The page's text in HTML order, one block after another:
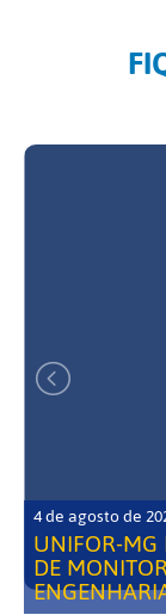
4 de agosto de
UNIFOR-MG
DE